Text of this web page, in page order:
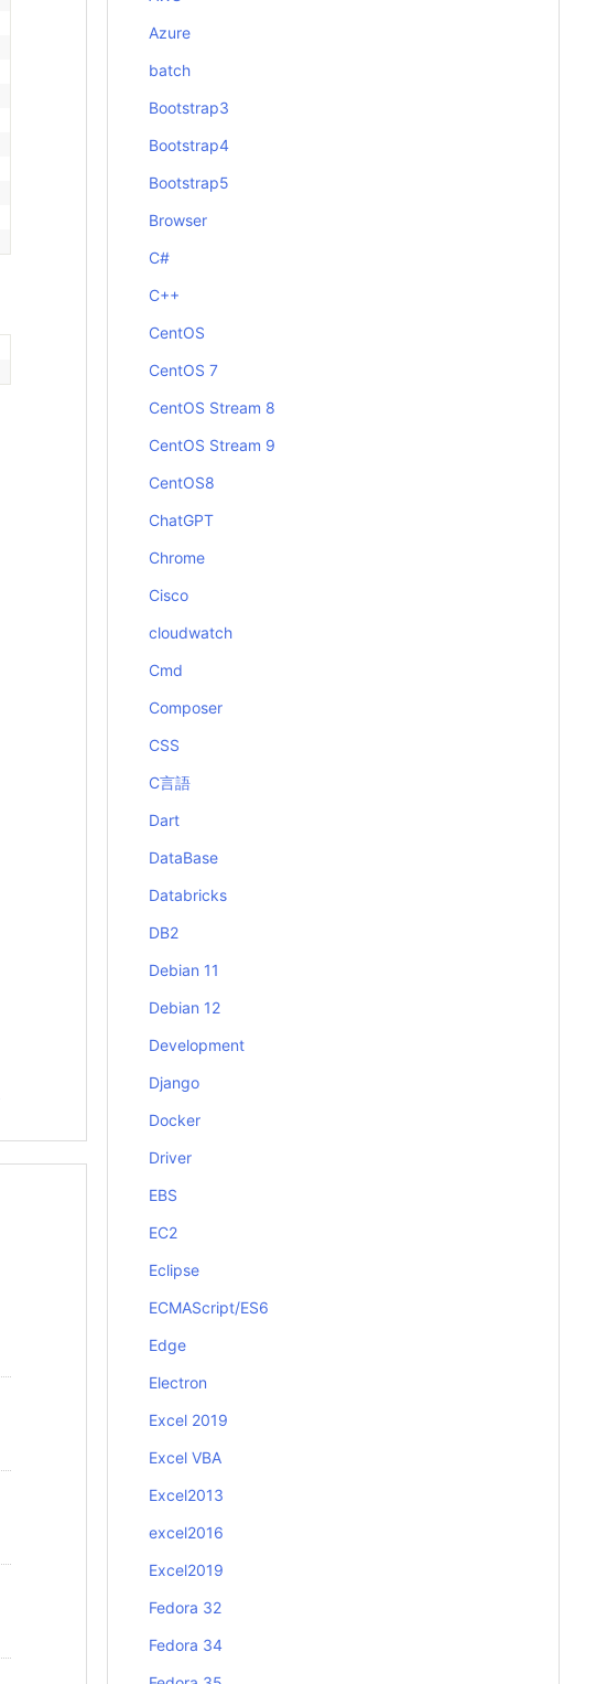
Azure
batch
Bootstrap3
Bootstrap4
Bootstrap5
Browser
C#
C++
CentOS
CentOS 7
CentOS Stream 8
CentOS Stream 9
CentOS8
ChatGPT
Chrome
Cisco
cloudwatch
Cmd
Composer
CSS
C言語
Dart
DataBase
Databricks
DB2
Debian 11
Debian 12
Development
Django
Docker
Driver
EBS
EC2
Eclipse
ECMAScript/ES6
Edge
Electron
Excel 2019
Excel VBA
Excel2013
excel2016
Excel2019
Fedora 32
Fedora 34